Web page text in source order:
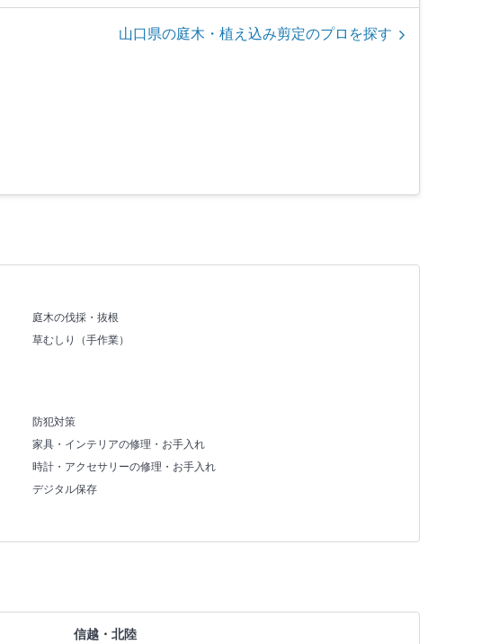
山口県の庭木・植え込み剪定のプロを探す
庭木の伐採・抜根
草むしり（手作業）
防犯対策
家具・インテリアの修理・お手入れ
時計・アクセサリーの修理・お手入れ
デジタル保存
信越・北陸